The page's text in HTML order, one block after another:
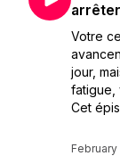
Votre
jour,
fatigue,
Cet